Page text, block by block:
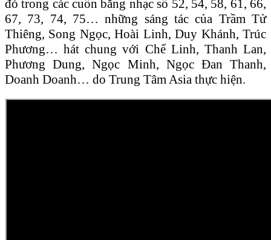
đó trong các cuốn băng nhạc số 52, 54, 58, 61, 66,
67, 73, 74, 75… những sáng tác của Trầm Tử
Thiêng, Song Ngọc, Hoài Linh, Duy Khánh, Trúc
Phương… hát chung với Chế Linh, Thanh Lan,
Phương Dung, Ngọc Minh, Ngọc Đan Thanh,
Doanh Doanh… do Trung Tâm Asia thực hiện.